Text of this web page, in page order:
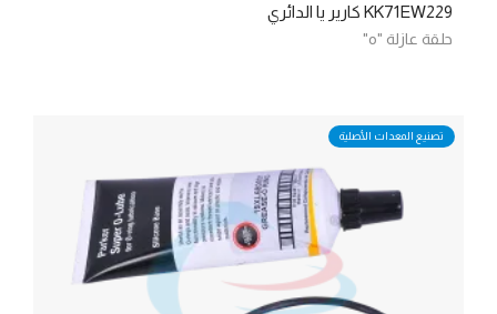
KK71EW229 كارير يا الدائري
حلقة عازلة "o"
تصنيع المعدات الأصلية